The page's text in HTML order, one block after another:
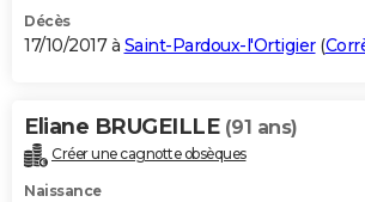
Décès
17/10/2017 à Saint-Pardoux-l'Ortigier(
Eliane BRUGEILLE (91 ans)
Créer une cagnotte obsèques
Naissance